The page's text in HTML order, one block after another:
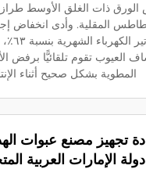
المقلية. وأدى انخفاض
إلى
العيوب تقوم تلقائيًّا برفض
المطوية بشكل صحيح أثناء
تجهيز مصنع عبوات
دولة الإمارات العربية